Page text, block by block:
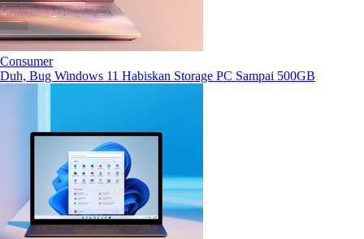
Consumer
Duh, Bug Windows 11 Habiskan Storage PC Sampai 500GB